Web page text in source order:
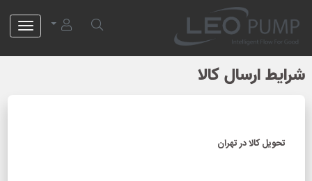
شرایط ارسال کالا
تحویل کالا در تهران